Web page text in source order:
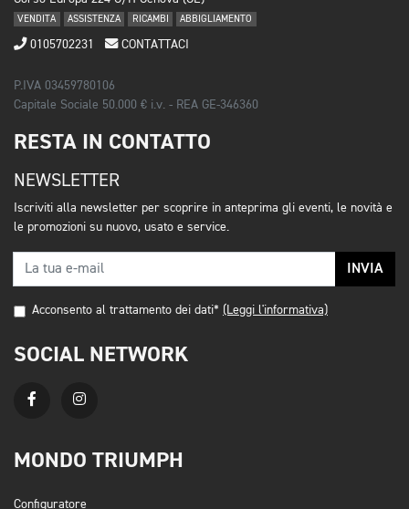
VENDITA ASSISTENZA RICAMBI ABBIGLIAMENTO
0105702231 CONTATTACI
P.IVA 03459780106
Capitale Sociale 50.000 € i.v. - REA GE-346360
RESTA IN CONTATTO
NEWSLETTER
Iscriviti alla newsletter per scoprire in anteprima gli eventi, le novità e
le promozioni su nuovo, usato e service.
INVIA
Acconsento al trattamento dei dati* (Leggi l'informativa)
SOCIAL NETWORK
MONDO TRIUMPH
Configuratore